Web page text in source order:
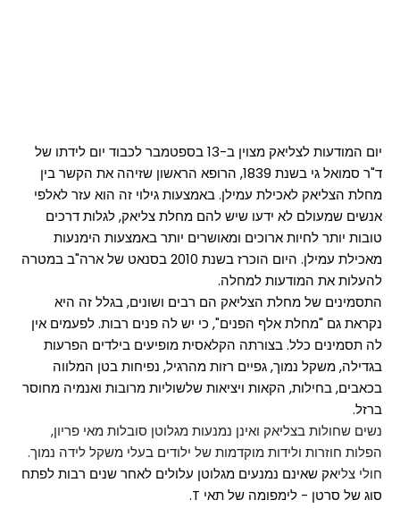
יום המודעות לצליאק מצוין ב-13 בספטמבר לכבוד יום לידתו של
ד"ר סמואל גי בשנת 1839, הרופא הראשון שזיהה את הקשר בין
מחלת הצליאק לאכילת עמילן. באמצעות גילוי זה הוא עזר לאלפי
אנשים שמעולם לא ידעו שיש להם מחלת צליאק, לגלות דרכים
טובות יותר לחיות ארוכים ומאושרים יותר באמצעות הימנעות
מאכילת עמילן. היום הוכרז בשנת 2010 בסנאט של ארה"ב במטרה
להעלות את המודעות למחלה.
התסמינים של מחלת הצליאק הם רבים ושונים, בגלל זה היא
נקראת גם "מחלת אלף הפנים", כי יש לה פנים רבות. לפעמים אין
לה תסמינים כלל. בצורתה הקלאסית מופיעים בילדים הפרעות
בגדילה, משקל נמוך, גפיים רזות מהרגיל, נפיחות בטן המלווה
בכאבים, בחילות, הקאות ויציאות שלשוליות מרובות ואנמיה מחוסר
ברזל.
נשים שחולות בצליאק ואינן נמנעות מגלוטן סובלות מאי פריון,
הפלות חוזרות ולידות מוקדמות של ילודים בעלי משקל לידה נמוך.
חולי צליאק שאינם נמנעים מגלוטן עלולים לאחר שנים רבות לפתח
סוג של סרטן - לימפומה של תאי T.